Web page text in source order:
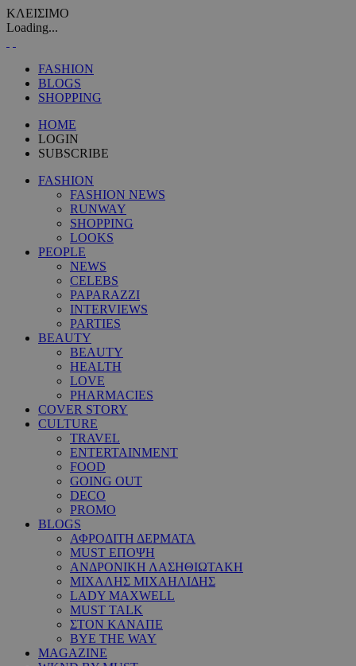
ΚΛΕΙΣΙΜΟ
Loading...
FASHION
BLOGS
SHOPPING
HOME
LOGIN
SUBSCRIBE
FASHION
FASHION NEWS
RUNWAY
SHOPPING
LOOKS
PEOPLE
NEWS
CELEBS
PAPARAZZI
INTERVIEWS
PARTIES
BEAUTY
BEAUTY
HEALTH
LOVE
PHARMACIES
COVER STORY
CULTURE
TRAVEL
ENTERTAINMENT
FOOD
GOING OUT
DECO
PROMO
BLOGS
ΑΦΡΟΔΙΤΗ ΔΕΡΜΑΤΑ
MUST ΕΠΟΨΗ
ΑΝΔΡΟΝΙΚΗ ΛΑΣΗΘΙΩΤΑΚΗ
ΜΙΧΑΛΗΣ ΜΙΧΑΗΛΙΔΗΣ
LADY MAXWELL
MUST TALK
ΣΤΟΝ ΚΑΝΑΠΕ
BYE THE WAY
MAGAZINE